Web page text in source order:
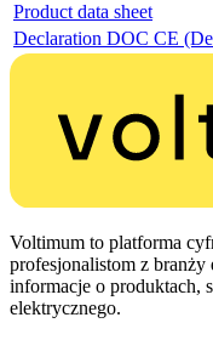
Product data sheet
Declaration DOC CE
Voltimum to platforma
profesjonalistom z
informacje o produktach,
elektrycznego.